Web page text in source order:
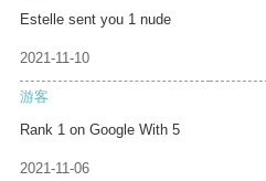
Estelle sent you 1 nude
2021-11-10
游客
Rank 1 on Google With 5
2021-11-06